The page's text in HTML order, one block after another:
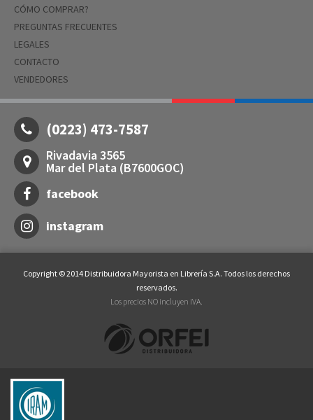
CÓMO COMPRAR?
PREGUNTAS FRECUENTES
LEGALES
CONTACTO
VENDEDORES
(0223) 473-7587
Rivadavia 3565
Mar del Plata (B7600GOC)
facebook
instagram
Copyright © 2014 Distribuidora Mayorista en Librería S.A. Todos los derechos
reservados.
Los precios NO incluyen IVA.